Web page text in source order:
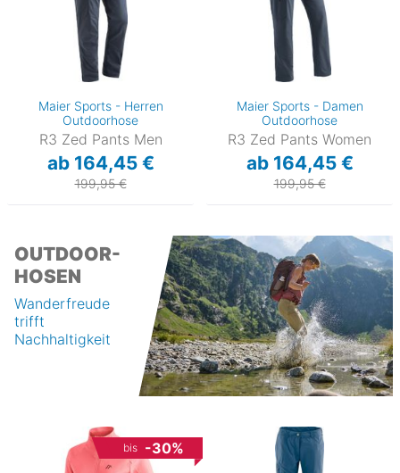
Maier Sports - Herren
Outdoorhose
R3 Zed Pants Men
ab 164,45 €
199,95 €
Maier Sports - Damen
Outdoorhose
R3 Zed Pants Women
ab 164,45 €
199,95 €
OUTDOOR-
HOSEN
Wanderfreude
trifft
Nachhaltigkeit
bis -30%